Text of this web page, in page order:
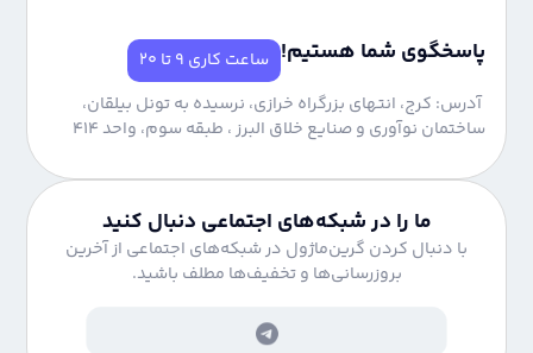
پاسخگوی شما هستیم! ساعت کاری 9 تا 20
آدرس: کرج، انتهای بزرگراه خرازی، نرسیده به تونل بیلقان،
ساختمان نوآوری و صنایع خلاق البرز ، طبقه سوم، واحد 414
ما را در شبکه‌های اجتماعی دنبال کنید
با دنبال کردن گرین‌ماژول در شبکه‌های اجتماعی از آخرین
بروزرسانی‌ها و تخفیف‌ها مطلف باشید.